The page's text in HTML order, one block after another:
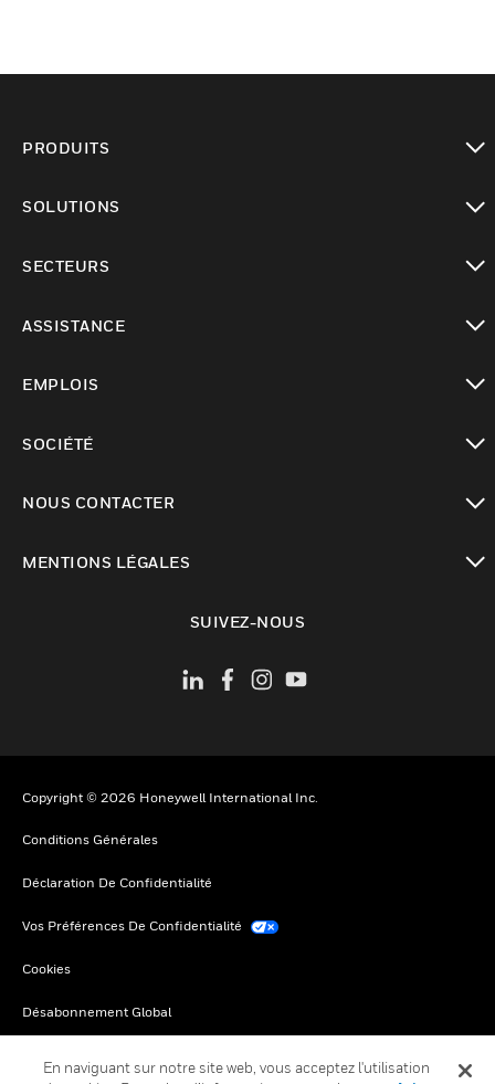
PRODUITS
SOLUTIONS
SECTEURS
ASSISTANCE
EMPLOIS
SOCIÉTÉ
NOUS CONTACTER
MENTIONS LÉGALES
SUIVEZ-NOUS
Copyright © 2026 Honeywell International Inc.
Conditions Générales
Déclaration De Confidentialité
Vos Préférences De Confidentialité
Cookies
Désabonnement Global
En naviguant sur notre site web, vous acceptez l'utilisation